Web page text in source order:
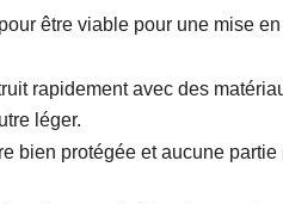
être viable pour une mise
rapidement avec des
léger.
bien protégée et aucune partie